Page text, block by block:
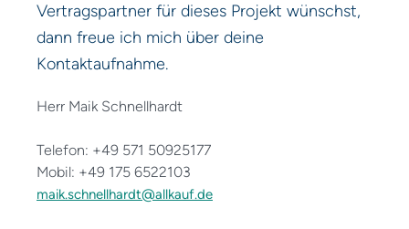
Vertragspartner für dieses Projekt wünschst,
dann freue ich mich über deine
Kontaktaufnahme.
Herr Maik Schnellhardt
Telefon: +49 571 50925177
Mobil: +49 175 6522103
maik.schnellhardt@allkauf.de